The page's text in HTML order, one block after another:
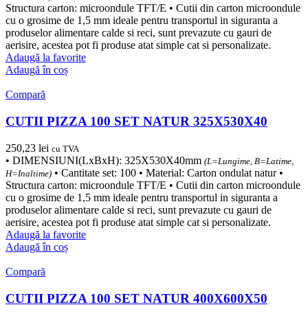
Structura carton: microondule TFT/E • Cutii din carton microondule
cu o grosime de 1,5 mm ideale pentru transportul in siguranta a
produselor alimentare calde si reci, sunt prevazute cu gauri de
aerisire, acestea pot fi produse atat simple cat si personalizate.
Adaugă la favorite
Adaugă în coș
Compară
CUTII PIZZA 100 SET NATUR 325X530X40
250,23 lei cu TVA
• DIMENSIUNI(LxBxH): 325X530X40mm (L=Lungime, B=Latime,
H=Inaltime) • Cantitate set: 100 • Material: Carton ondulat natur •
Structura carton: microondule TFT/E • Cutii din carton microondule
cu o grosime de 1,5 mm ideale pentru transportul in siguranta a
produselor alimentare calde si reci, sunt prevazute cu gauri de
aerisire, acestea pot fi produse atat simple cat si personalizate.
Adaugă la favorite
Adaugă în coș
Compară
CUTII PIZZA 100 SET NATUR 400X600X50